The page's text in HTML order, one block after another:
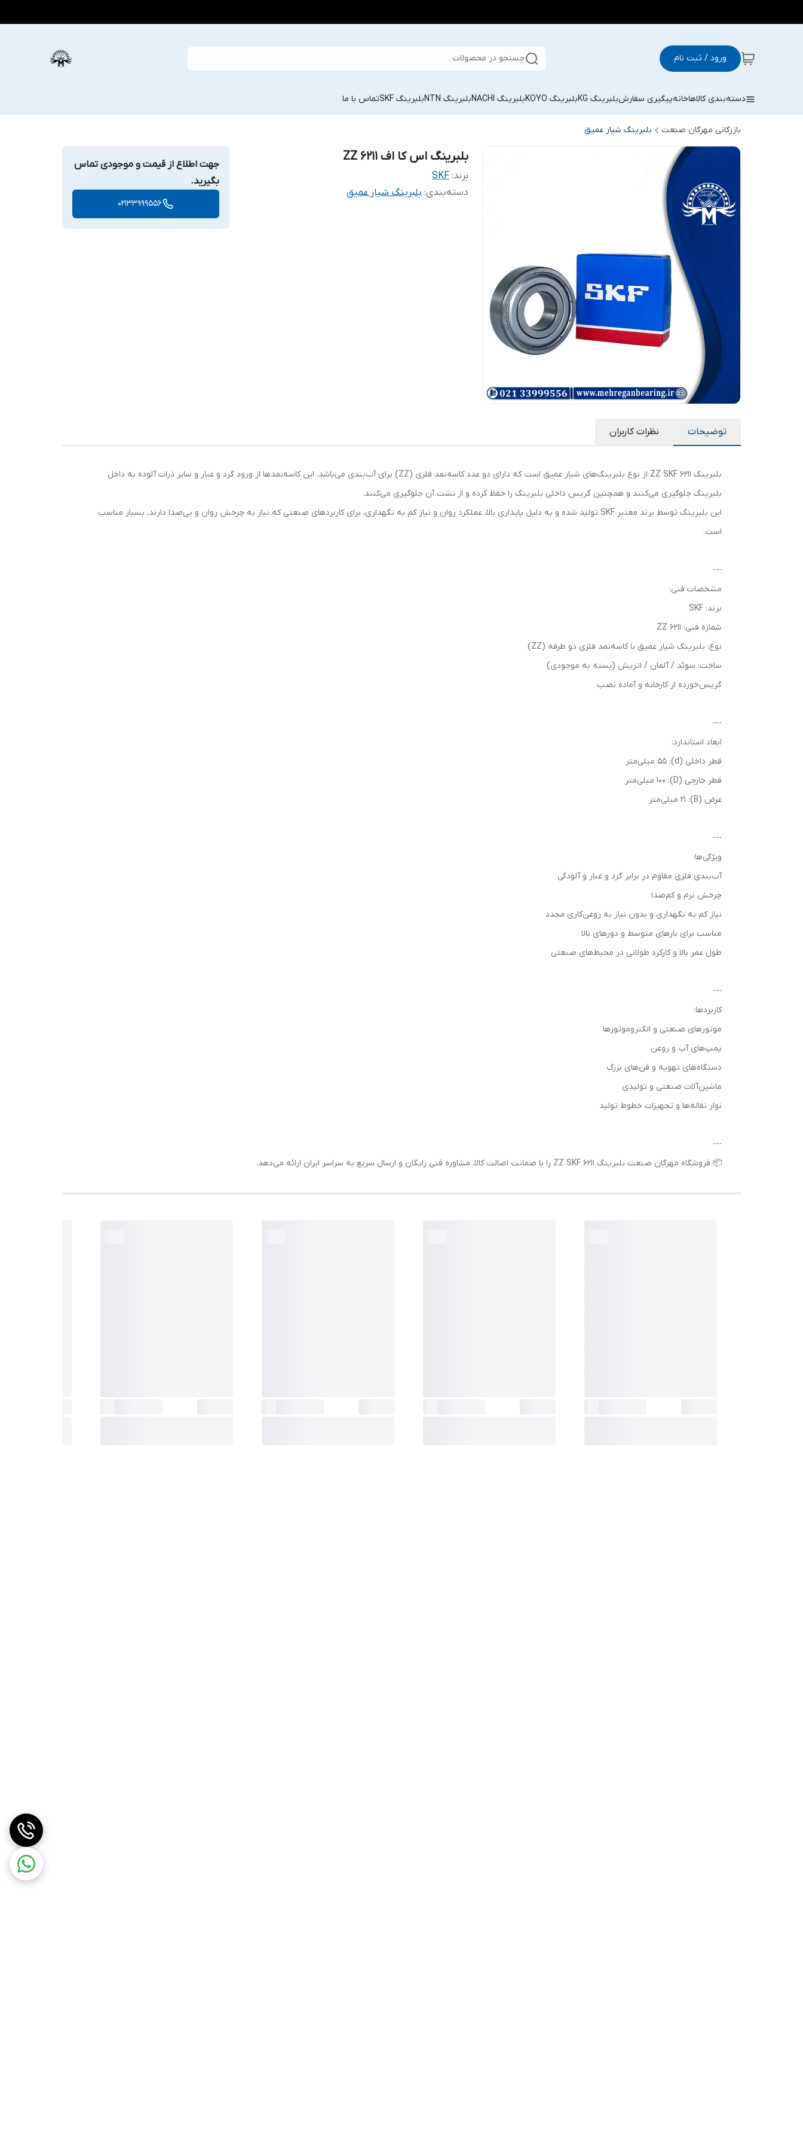
ورود / ثبت نام جستجو در محصولات
دسته‌بندی کالاهاخانهپیگیری سفارشبلبرینگ KG بلبرینگ KOYO بلبرینگ NACHI بلبرینگ NTN بلبرینگ SKF تماس با ما
بازرگانی مهرگان صنعت بلبرینگ شیار عمیق
بلبرینگ اس کا اف 6211 ZZ
برند: SKF
دسته‌بندی:بلبرینگ شیار عمیق
جهت اطلاع از قیمت و موجودی تماس
بگیرید.
02133999556
توضیحات نظرات کاربران
بلبرینگ 6211 ZZ SKF از نوع بلبرینگ‌های شیار عمیق است که دارای دو عدد کاسه‌نمد فلزی (ZZ) برای آب‌بندی می‌باشد. این کاسه‌نمدها از ورود گرد و غبار و سایر ذرات آلوده به داخل
بلبرینگ جلوگیری می‌کنند و همچنین گریس داخلی بلبرینگ را حفظ کرده و از نشت آن جلوگیری می‌کنند.
این بلبرینگ توسط برند معتبر SKF تولید شده و به دلیل پایداری بالا، عملکرد روان و نیاز کم به نگهداری، برای کاربردهای صنعتی که نیاز به چرخش روان و بی‌صدا دارند، بسیار مناسب
است.
---
مشخصات فنی:
برند: SKF
شماره فنی: 6211 ZZ
نوع: بلبرینگ شیار عمیق با کاسه‌نمد فلزی دو طرفه (ZZ)
ساخت: سوئد / آلمان / اتریش (بسته به موجودی)
گریس‌خورده از کارخانه و آماده نصب
---
ابعاد استاندارد:
قطر داخلی (d): 55 میلی‌متر
قطر خارجی (D): 100 میلی‌متر
عرض (B): 21 میلی‌متر
---
ویژگی‌ها:
آب‌بندی فلزی مقاوم در برابر گرد و غبار و آلودگی
چرخش نرم و کم‌صدا
نیاز کم به نگهداری و بدون نیاز به روغن‌کاری مجدد
مناسب برای بارهای متوسط و دورهای بالا
طول عمر بالا و کارکرد طولانی در محیط‌های صنعتی
---
کاربردها:
موتورهای صنعتی و الکتروموتورها
پمپ‌های آب و روغن
دستگاه‌های تهویه و فن‌های بزرگ
ماشین‌آلات صنعتی و تولیدی
نوار نقاله‌ها و تجهیزات خطوط تولید
---
📦 فروشگاه مهرگان صنعت بلبرینگ 6211 ZZ SKF را با ضمانت اصالت کالا، مشاوره فنی رایگان و ارسال سریع به سراسر ایران ارائه می‌دهد.